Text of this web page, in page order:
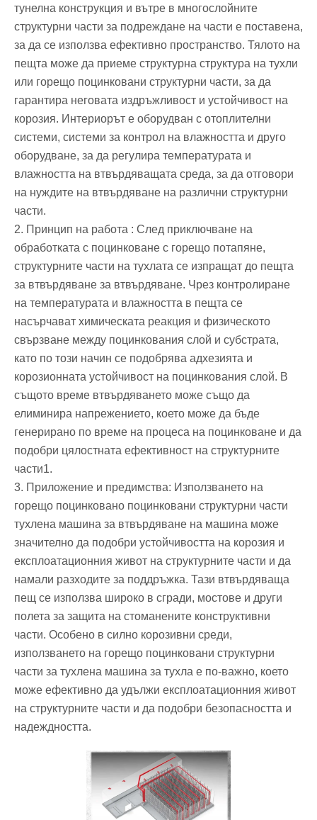
тунелна конструкция и вътре в многослойните
структурни части за подреждане на части е поставена,
за да се използва ефективно пространство. Тялото на
пещта може да приеме структурна структура на тухли
или горещо поцинковани структурни части, за да
гарантира неговата издръжливост и устойчивост на
корозия. Интериорът е оборудван с отоплителни
системи, системи за контрол на влажността и друго
оборудване, за да регулира температурата и
влажността на втвърдяващата среда, за да отговори
на нуждите на втвърдяване на различни структурни
части‌.
‌2. Принцип на работа ‌: След приключване на
обработката с поцинковане с горещо потапяне,
структурните части на тухлата се изпращат до пещта
за втвърдяване за втвърдяване. Чрез контролиране
на температурата и влажността в пещта се
насърчават химическата реакция и физическото
свързване между поцинкования слой и субстрата,
като по този начин се подобрява адхезията и
корозионната устойчивост на поцинкования слой. В
същото време втвърдяването може също да
елиминира напрежението, което може да бъде
генерирано по време на процеса на поцинковане и да
подобри цялостната ефективност на структурните
части‌1.
‌3. Приложение и предимства‌: Използването на
горещо поцинковано поцинковани структурни части
тухлена машина за втвърдяване на машина може
значително да подобри устойчивостта на корозия и
експлоатационния живот на структурните части и да
намали разходите за поддръжка. Тази втвърдяваща
пещ се използва широко в сгради, мостове и други
полета за защита на стоманените конструктивни
части. Особено в силно корозивни среди,
използването на горещо поцинковани структурни
части за тухлена машина за тухла е по-важно, което
може ефективно да удължи експлоатационния живот
на структурните части и да подобри безопасността и
надеждността‌.